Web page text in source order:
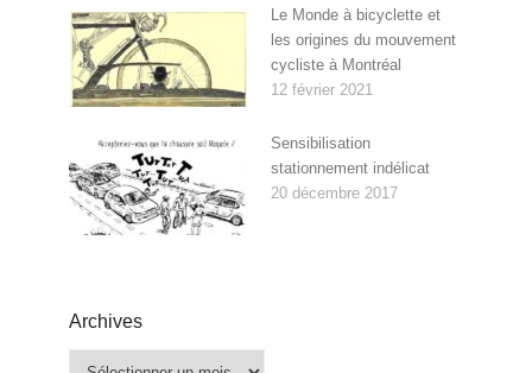
Le Monde à bicyclette et
les origines du mouvement
cycliste à Montréal
12 février 2021
Sensibilisation
stationnement indélicat
20 décembre 2017
Archives
Archives